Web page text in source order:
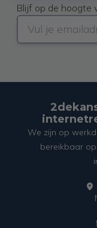
Blijf op de hoogte
We zijn op
bereikbaar